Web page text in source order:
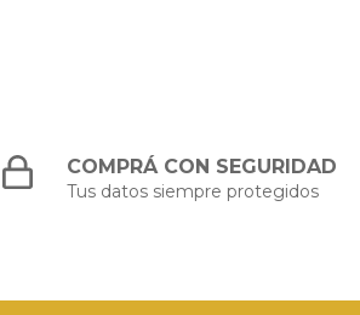
COMPRÁ CON SEGURIDAD
Tus datos siempre protegidos